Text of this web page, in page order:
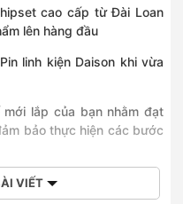
cao cấp từ Đài Loan
lên hàng đầu
linh kiện Daison khi vừa
lắp của bạn nhằm đạt
bảo thực hiện các bước
đến 100%.
VIẾT